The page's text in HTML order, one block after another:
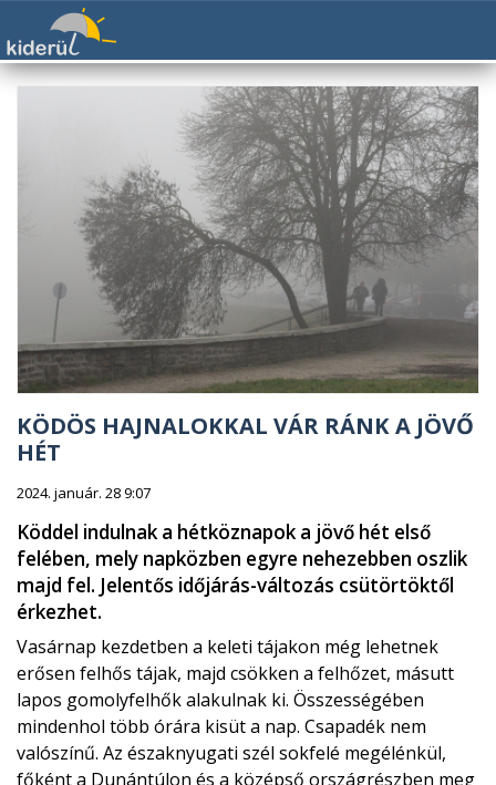
KÖDÖS HAJNALOKKAL VÁR RÁNK A JÖVŐ
HÉT
2024. január. 28 9:07
Köddel indulnak a hétköznapok a jövő hét első
felében, mely napközben egyre nehezebben oszlik
majd fel. Jelentős időjárás-változás csütörtöktől
érkezhet.
Vasárnap kezdetben a keleti tájakon még lehetnek
erősen felhős tájak, majd csökken a felhőzet, másutt
lapos gomolyfelhők alakulnak ki. Összességében
mindenhol több órára kisüt a nap. Csapadék nem
valószínű. Az északnyugati szél sokfelé megélénkül,
főként a Dunántúlon és a középső országrészben meg